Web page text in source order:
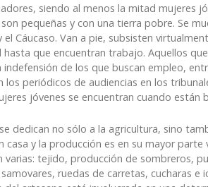
siendo al menos la mitad mujeres
pequeñas y con una tierra pobre. Se
Cáucaso. Van a pie, subsisten
que encuentran trabajo. Aquellos
de los que buscan empleo,
los periódicos de audiencias en los
jóvenes se encuentran cuando están
dedican no sólo a la agricultura, sino
y la producción es en su mayor parte
tejido, producción de sombreros,
ruedas de carretas, cucharas e